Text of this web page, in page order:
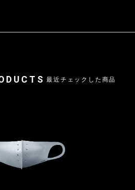
最近チェックした商品